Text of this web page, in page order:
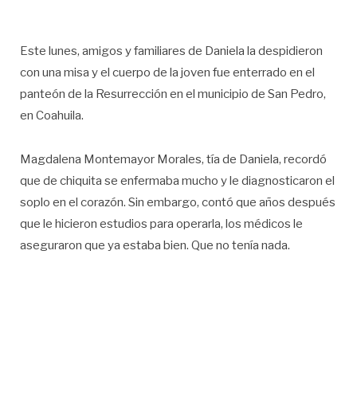
Este lunes, amigos y familiares de Daniela la despidieron
con una misa y el cuerpo de la joven fue enterrado en el
panteón de la Resurrección en el municipio de San Pedro,
en Coahuila.
Magdalena Montemayor Morales, tía de Daniela, recordó
que de chiquita se enfermaba mucho y le diagnosticaron el
soplo en el corazón. Sin embargo, contó que años después
que le hicieron estudios para operarla, los médicos le
aseguraron que ya estaba bien. Que no tenía nada.